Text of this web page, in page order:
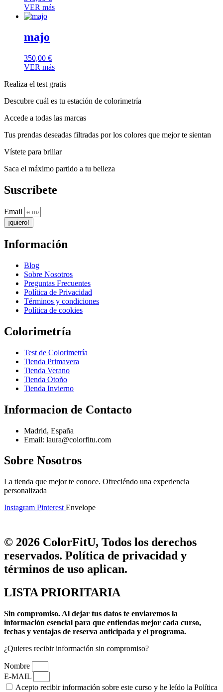
VER más
majo
350,00 €
VER más
Realiza el test gratis
Descubre cuál es tu estación de colorimetría
Accede a todas las marcas
Tus prendas deseadas filtradas por los colores que mejor te sientan
Vístete para brillar
Saca el máximo partido a tu belleza
Suscríbete
Email
¡quiero!
Información
Blog
Sobre Nosotros
Preguntas Frecuentes
Política de Privacidad
Términos y condiciones
Política de cookies
Colorimetría
Test de Colorimetría
Tienda Primavera
Tienda Verano
Tienda Otoño
Tienda Invierno
Informacion de Contacto
Madrid, España
Email: laura@colorfitu.com
Sobre Nosotros
La tienda que mejor te conoce. Ofreciéndo una experiencia
personalizada
Instagram Pinterest Envelope
© 2026 ColorFitU, Todos los derechos
reservados. Política de privacidad y
términos de uso aplican.
LISTA PRIORITARIA
Sin compromiso. Al dejar tus datos te enviaremos la
información esencial para que entiendas mejor cada curso,
fechas y ventajas de reserva anticipada y el programa.
¿Quieres recibir información sin compromiso?
Nombre
E-MAIL
Acepto recibir información sobre este curso y he leído la Política